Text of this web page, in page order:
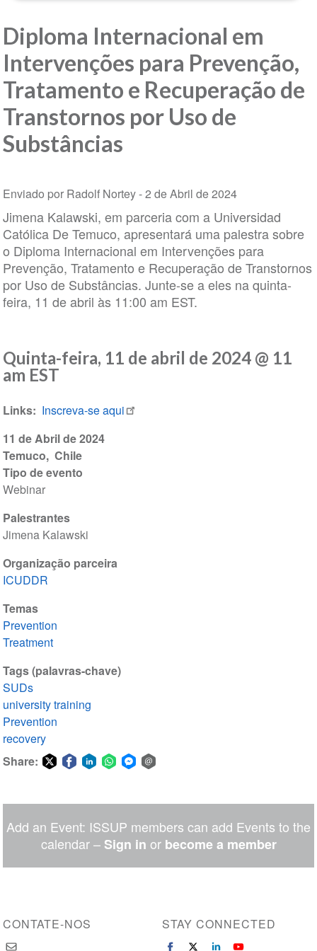
11 de Abril de 2024
Temuco Chile
Tipo de evento
Webinar
Palestrantes
Jimena Kalawski
Organização parceira
ICUDDR
Temas
Prevention
Treatment
Tags (palavras-chave)
SUDs
university training
Prevention
recovery
Share:
Messenger
Diploma Internacional em
Intervenções para Prevenção,
Tratamento e Recuperação de
Transtornos por Uso de
Substâncias
Enviado por Radolf Nortey -2 de Abril de 2024
Jimena Kalawski, em parceria com a Universidad
Católica De Temuco, apresentará uma palestra sobre
o Diploma Internacional em Intervenções para
Prevenção, Tratamento e Recuperação de Transtornos
por Uso de Substâncias. Junte-se a eles na quinta-
feira, 11 de abril às 11:00 am EST.
Quinta-feira, 11 de abril de 2024 @ 11
am EST
Links Inscreva-se aqui
Add an Event: ISSUP members can add Events to the
calendar – Sign in or become a member
CONTATE-NOS STAY CONNECTED